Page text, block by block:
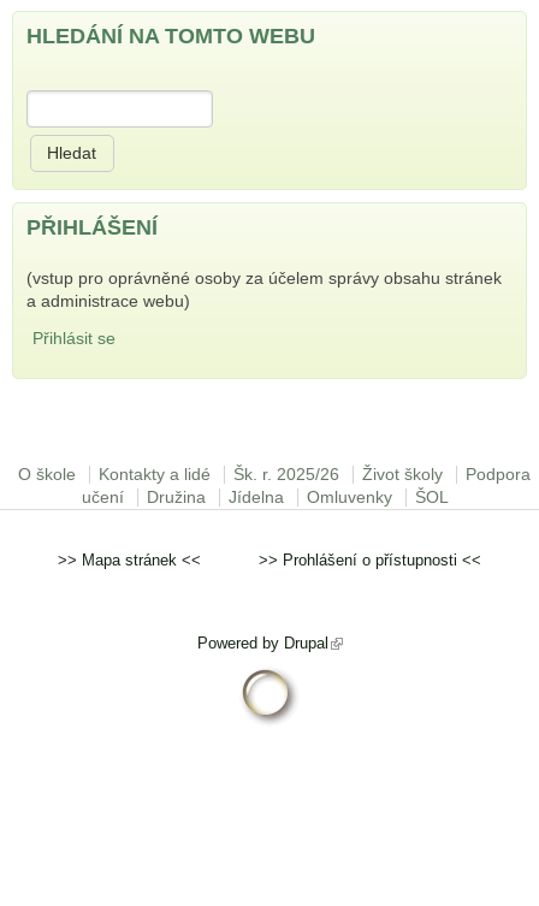
HLEDÁNÍ NA TOMTO WEBU
Hledat
PŘIHLÁŠENÍ
(vstup pro oprávněné osoby za účelem správy obsahu stránek
a administrace webu)
Přihlásit se
Hlavní menu
O škole Kontakty a lidé Šk. r. 2025/26 Život školy
Podpora
učení
Družina Jídelna Omluvenky ŠOL
>> Mapa stránek << >> Prohlášení o přístupnosti <<
Powered by Drupal (odkaz je externí)